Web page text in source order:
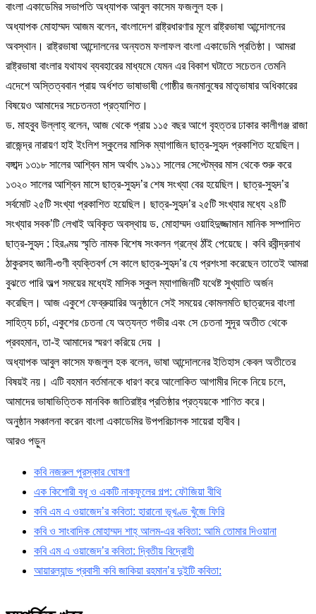
বাংলা একাডেমির সভাপতি অধ্যাপক আবুল কাসেম ফজলুল হক।
অধ্যাপক মোহাম্মদ আজম বলেন, বাংলাদেশ রাষ্ট্রধারণার মূলে রাষ্ট্রভাষা আন্দোলনের
অবস্থান। রাষ্ট্রভাষা আন্দোলনের অন্যতম ফলাফল বাংলা একাডেমি প্রতিষ্ঠা। আমরা
রাষ্ট্রভাষা বাংলার যথাযথ ব্যবহারের মাধ্যমে যেমন এর বিকাশ ঘটাতে সচেতন তেমনি
এদেশে অস্তিত্ববান প্রায় অর্ধশত ভাষাভাষী গোষ্ঠীর জনমানুষের মাতৃভাষার অধিকারের
বিষয়েও আমাদের সচেতনতা প্রত্যাশিত।
ড. মাহবুব উল্লাহ্ বলেন, আজ থেকে প্রায় ১১৫ বছর আগে বৃহত্তর ঢাকার কালীগঞ্জ রাজা
রাজেন্দ্র নারায়ণ হাই ইংলিশ স্কুলের মাসিক ম্যাগাজিন ছাত্র-সুহৃদ প্রকাশিত হয়েছিল।
বঙ্গাব্দ ১৩১৮ সালের আশ্বিন মাস অর্থাৎ ১৯১১ সালের সেপ্টেম্বর মাস থেকে শুরু করে
১৩২০ সালের আশ্বিন মাসে ছাত্র-সুহৃদ’র শেষ সংখ্যা বের হয়েছিল। ছাত্র-সুহৃদ’র
সর্বমোট ২৫টি সংখ্যা প্রকাশিত হয়েছিল। ছাত্র-সুহৃদ’র ২৫টি সংখ্যার মধ্যে ২৪টি
সংখ্যার সবক’টি লেখাই অবিকৃত অবস্থায় ড. মোহাম্মদ ওয়াহিদুজ্জামান মানিক সম্পাদিত
ছাত্র-সুহৃদ : হিরণ্ময় স্মৃতি নামক বিশেষ সংকলন গ্রন্থে ঠাঁই পেয়েছে। কবি রবীন্দ্রনাথ
ঠাকুরসহ জ্ঞানী-গুণী ব্যক্তিবর্গ সে কালে ছাত্র-সুহৃদ’র যে প্রশংসা করেছেন তাতেই আমরা
বুঝতে পারি অল্প সময়ের মধ্যেই মাসিক স্কুল ম্যাগাজিনটি যথেষ্ট সুখ্যাতি অর্জন
করেছিল। আজ একুশে ফেব্রুয়ারির অনুষ্ঠানে সেই সময়ের কোমলমতি ছাত্রদের বাংলা
সাহিত্য চর্চা, একুশের চেতনা যে অত্যন্ত গভীর এবং সে চেতনা সুদূর অতীত থেকে
প্রবহমান, তা-ই আমাদের স্মরণ করিয়ে দেয় ।
অধ্যাপক আবুল কাসেম ফজলুল হক বলেন, ভাষা আন্দোলনের ইতিহাস কেবল অতীতের
বিষয়ই নয়। এটি বহমান বর্তমানকে ধারণ করে আলোকিত আগামীর দিকে নিয়ে চলে,
আমাদের ভাষাভিত্তিক মানবিক জাতিরাষ্ট্র প্রতিষ্ঠার প্রত্যয়কে শাণিত করে।
অনুষ্ঠান সঞ্চালনা করেন বাংলা একাডেমির উপপরিচালক সায়েরা হাবীব।
আরও পড়ুন
কবি নজরুল পুরস্কার ঘোষণা
এক কিশোরী বধূ ও একটি নাকফুলের গল্প: ফৌজিয়া বীথি
কবি এম এ ওয়াজেদ’র কবিতা: হারানো ভূখণ্ড খুঁজে ফিরি
কবি ও সাংবাদিক মোহাম্মদ শাহ্ আলম-এর কবিতা: আমি তোমার দিওয়ানা
কবি এম এ ওয়াজেদ’র কবিতা: দ্বিতীয় বিদ্রোহী
আয়ারল্যান্ড প্রবাসী কবি জাকিয়া রহমান’র দুইটি কবিতা: